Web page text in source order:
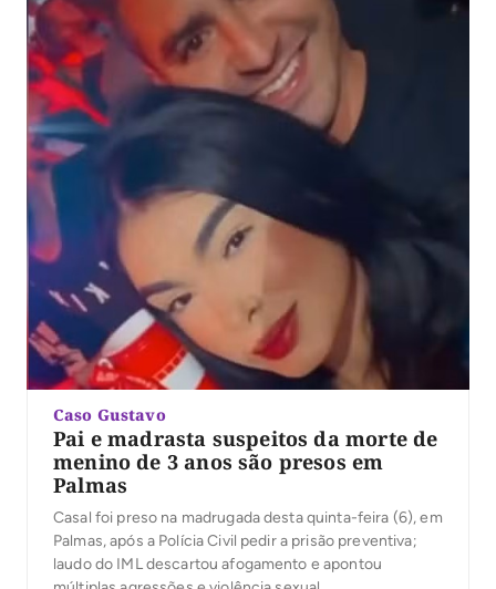
Caso Gustavo
Pai e madrasta suspeitos da morte de
menino de 3 anos são presos em
Palmas
Casal foi preso na madrugada desta quinta-feira (6), em
Palmas, após a Polícia Civil pedir a prisão preventiva;
laudo do IML descartou afogamento e apontou